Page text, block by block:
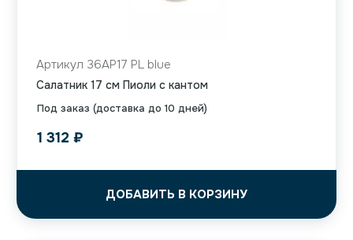
Под заказ (доставка до 10 дней)
Артикул 36AP17 PL blue
Салатник 17 см Пиоли с кантом
1 312 ₽
ДОБАВИТЬ В КОРЗИНУ